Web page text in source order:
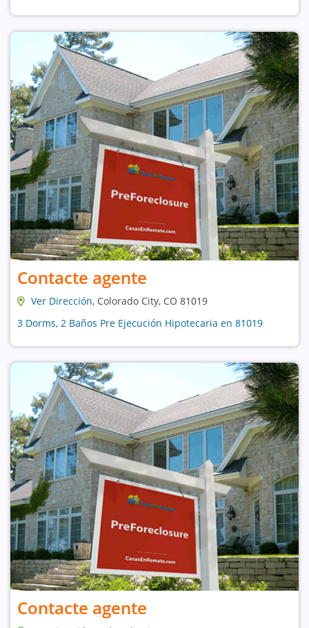
Contacte agente
Ver Dirección, Colorado City, CO 81019
3 Dorms, 2 Baños Pre Ejecución Hipotecaria en 81019
Contacte agente